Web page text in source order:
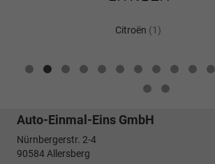
Citroën (1)
Citroën
anzeigen
Auto-Einmal-Eins GmbH
Nürnbergerstr. 2-4
90584Allersberg